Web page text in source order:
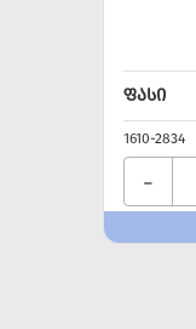
ᲤᲐᲡᲘ
1610-2834
-